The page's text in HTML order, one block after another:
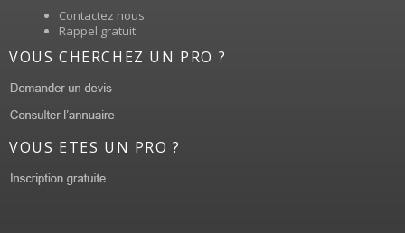
Contactez nous
Rappel gratuit
VOUS CHERCHEZ UN PRO ?
VOUS ETES UN PRO ?